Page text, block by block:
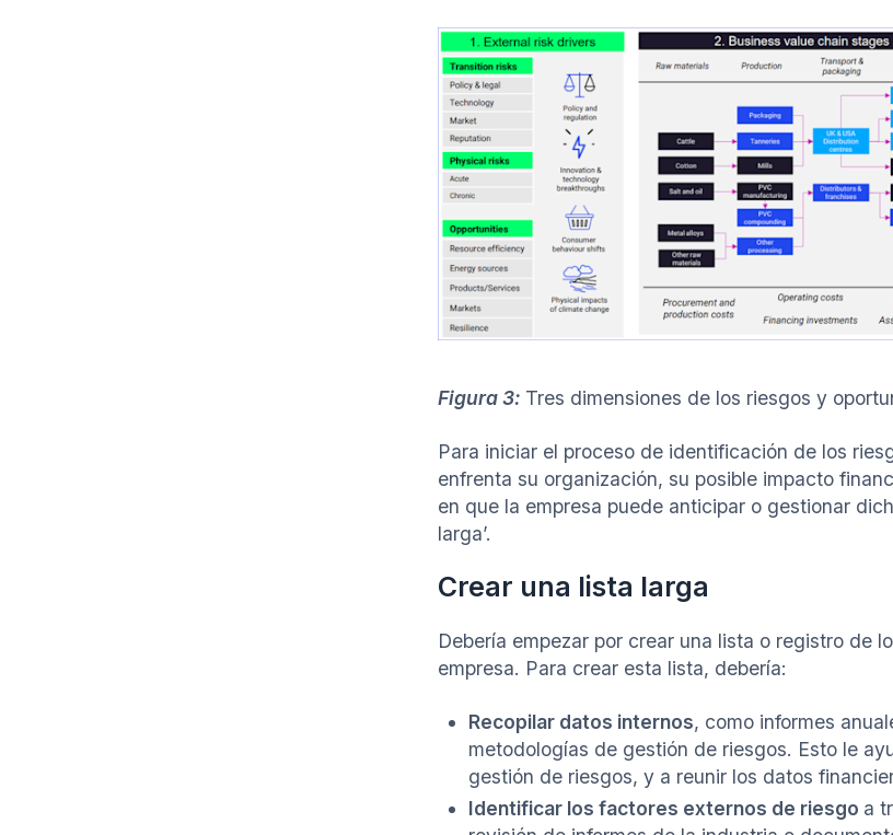
Figura 3: Tres dimensiones de los riesgos y
Para iniciar el proceso de identificación de los
enfrenta su organización, su posible impacto
en que la empresa puede anticipar o gestionar
larga’.
Crear una lista larga
Debería empezar por crear una lista o registro de
empresa. Para crear esta lista, debería:
Recopilar datos internos, como informes
metodologías de gestión de riesgos. Esto le
gestión de riesgos, y a reunir los datos
Identificar los factores externos de riesgo a